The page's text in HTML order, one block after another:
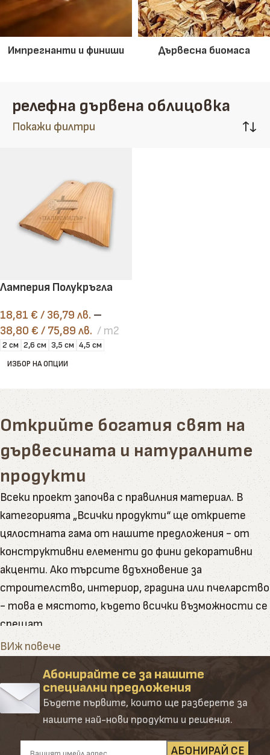
Импрегнанти и финиши Дървесна биомаса
релефна дървена облицовка
Покажи филтри
Ламперия Полукръгла
18,81 € / 36,79 лв. –
38,80 € / 75,89 лв. m2
2 см 2,6 см 3,5 см 4,5 см
ИЗБОР НА ОПЦИИ
Открийте богатия свят на
дървесината и натуралните
продукти
Всеки проект започва с правилния материал. В
категорията „Всички продукти“ ще откриете
цялостната гама от нашите предложения - от
конструктивни елементи до фини декоративни
акценти. Ако търсите вдъхновение за
строителство, интериор, градина или пчеларство
- това е мястото, където всички възможности се
срещат.
Тук ще намерите пълната гама от артикули и
натурални продукти, които Палисандър предлага
Категорията обединява в себе си всички наши
основни направления – от сурови и обработени
дървени материали до завършени продукти и
аксесоари. Създадена е така, че да ориентира
клиента лесно и удобно сред десетките
ВИж повече
Абонирайте се за нашите
специални предложения
Бъдете първите, които ще разберете за
нашите най-нови продукти и решения.